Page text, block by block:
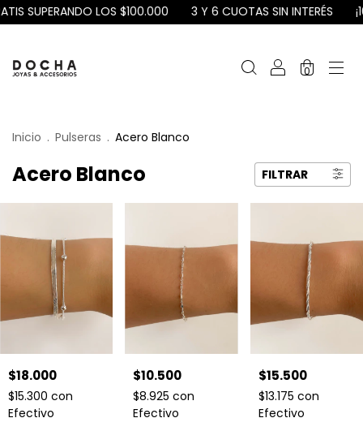
SUPERANDO LOS $100.000 3 Y 6 CUOTAS SIN INTERÉS
0
Inicio . Pulseras . Acero Blanco
Acero Blanco FILTRAR
$18.000
$15.300 con
Efectivo
$10.500
$8.925con
Efectivo
$15.500
$13.175 con
Efectivo